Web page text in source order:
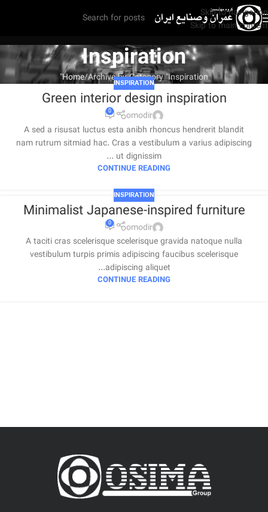
Skip to navigation
Skip to main content
Inspiration
Home Archive by Category "Inspiration"
INSPIRATION
Green interior design inspiration
omodir
0
A sed a risusat luctus esta anibh rhoncus hendrerit blandit
nam rutrum sitmiad hac. Cras a vestibulum a varius adipiscing
ut dignissim ...
CONTINUE READING
INSPIRATION
Minimalist Japanese-inspired furniture
omodir
0
A taciti cras scelerisque scelerisque gravida natoque nulla
vestibulum turpis primis adipiscing faucibus scelerisque
adipiscing aliquet...
CONTINUE READING